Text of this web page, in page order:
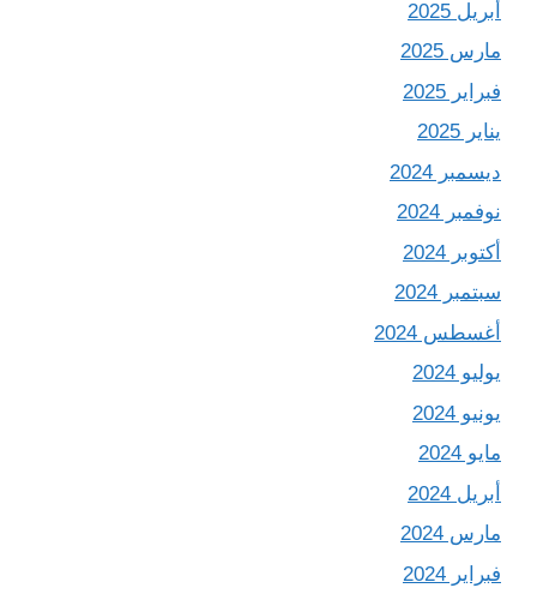
أبريل 2025
مارس 2025
فبراير 2025
يناير 2025
ديسمبر 2024
نوفمبر 2024
أكتوبر 2024
سبتمبر 2024
أغسطس 2024
يوليو 2024
يونيو 2024
مايو 2024
أبريل 2024
مارس 2024
فبراير 2024